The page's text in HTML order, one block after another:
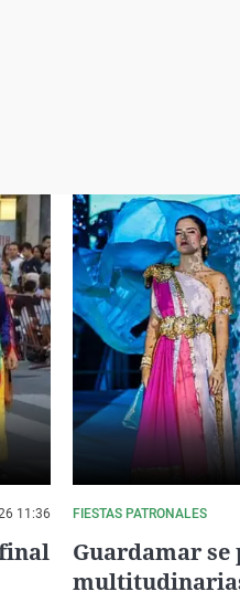
11:36 FIESTAS PATRONALES
Guardamar